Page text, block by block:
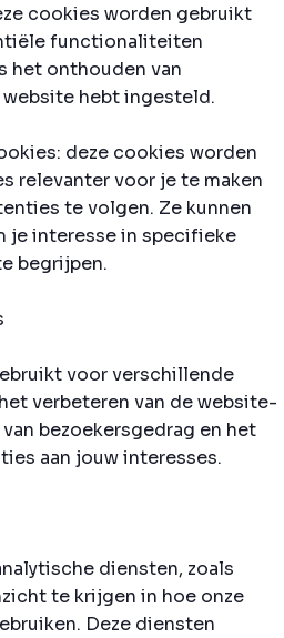
cookies worden gebruikt
functionaliteiten
het onthouden van
hebt ingesteld.
deze cookies worden
relevanter voor je te maken
te volgen. Ze kunnen
je interesse in specifieke
begrijpen.
voor verschillende
verbeteren van de website-
bezoekersgedrag en het
aan jouw interesses.
diensten, zoals
te krijgen in hoe onze
Deze diensten